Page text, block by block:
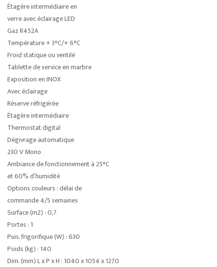
Étagère intermédiaire en
verre avec éclairage LED
Gaz R452A
Température + 3°C/+ 6°C
Froid statique ou ventilé
Tablette de service en marbre
Exposition en INOX
Avec éclairage
Réserve réfrigérée
Étagère intermédiaire
Thermostat digital
Dégivrage automatique
230 V Mono
Ambiance de fonctionnement à 25°C
et 60% d’humidité
Options couleurs : délai de
commande 4/5 semaines
Surface (m2) : 0,7
Portes : 1
Puis. frigorifique (W) : 630
Poids (kg) : 140
Dim. (mm) L x P x H : 1040 x 1054 x 1270